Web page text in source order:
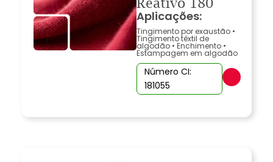
Reativo 180
Aplicações:
Tingimento por exaustão •
Tingimento têxtil de
algodão • Enchimento •
Estampagem em algodão
Número CI:
181055